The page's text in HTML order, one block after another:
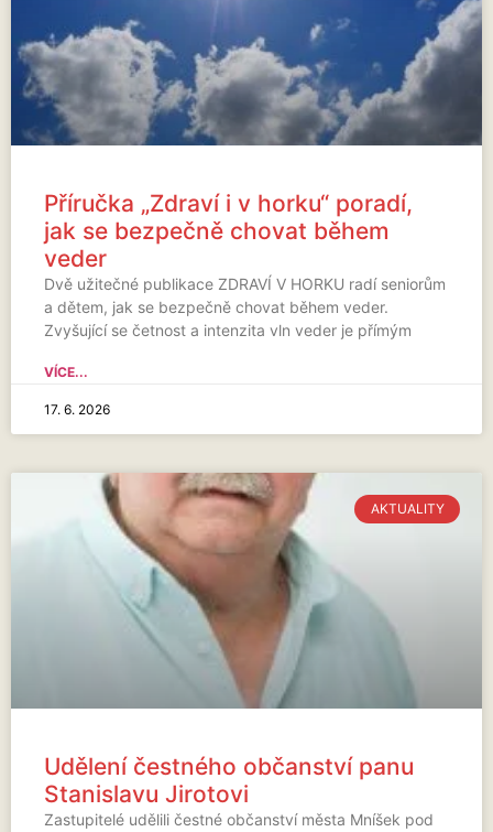
Příručka „Zdraví i v horku“ poradí,
jak se bezpečně chovat během
veder
Dvě užitečné publikace ZDRAVÍ V HORKU radí seniorům
a dětem, jak se bezpečně chovat během veder.
Zvyšující se četnost a intenzita vln veder je přímým
VÍCE...
17. 6. 2026
AKTUALITY
Udělení čestného občanství panu
Stanislavu Jirotovi
Zastupitelé udělili čestné občanství města Mníšek pod